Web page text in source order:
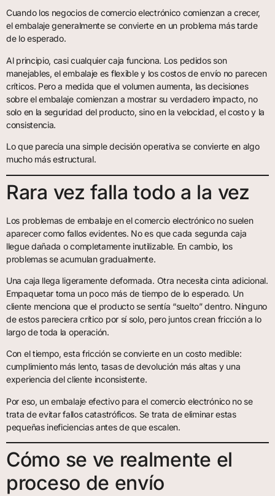
Cuando los negocios de comercio electrónico comienzan a crecer,
el embalaje generalmente se convierte en un problema más tarde
de lo esperado.
Al principio, casi cualquier caja funciona. Los pedidos son
manejables, el embalaje es flexible y los costos de envío no parecen
críticos. Pero a medida que el volumen aumenta, las decisiones
sobre el embalaje comienzan a mostrar su verdadero impacto, no
solo en la seguridad del producto, sino en la velocidad, el costo y la
consistencia.
Lo que parecía una simple decisión operativa se convierte en algo
mucho más estructural.
Rara vez falla todo a la vez
Los problemas de embalaje en el comercio electrónico no suelen
aparecer como fallos evidentes. No es que cada segunda caja
llegue dañada o completamente inutilizable. En cambio, los
problemas se acumulan gradualmente.
Una caja llega ligeramente deformada. Otra necesita cinta adicional.
Empaquetar toma un poco más de tiempo de lo esperado. Un
cliente menciona que el producto se sentía “suelto” dentro. Ninguno
de estos pareciera crítico por sí solo, pero juntos crean fricción a lo
largo de toda la operación.
Con el tiempo, esta fricción se convierte en un costo medible:
cumplimiento más lento, tasas de devolución más altas y una
experiencia del cliente inconsistente.
Por eso, un embalaje efectivo para el comercio electrónico no se
trata de evitar fallos catastróficos. Se trata de eliminar estas
pequeñas ineficiencias antes de que escalen.
Cómo se ve realmente el
proceso de envío